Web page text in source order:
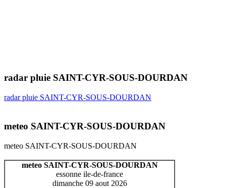
radar pluie SAINT-CYR-SOUS-DOURDAN
radar pluie SAINT-CYR-SOUS-DOURDAN
meteo SAINT-CYR-SOUS-DOURDAN
meteo SAINT-CYR-SOUS-DOURDAN
meteo SAINT-CYR-SOUS-DOURDAN
essonne ile-de-france
dimanche 09 aout 2026